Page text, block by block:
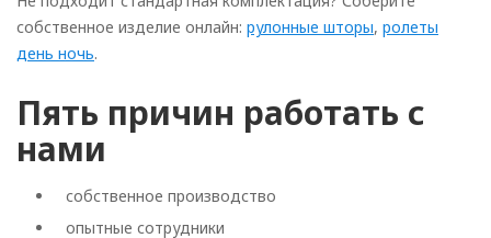
собственное изделие онлайн: рулонные шторы, ролеты
день ночь.
Пять причин работать с
нами
собственное производство
опытные сотрудники